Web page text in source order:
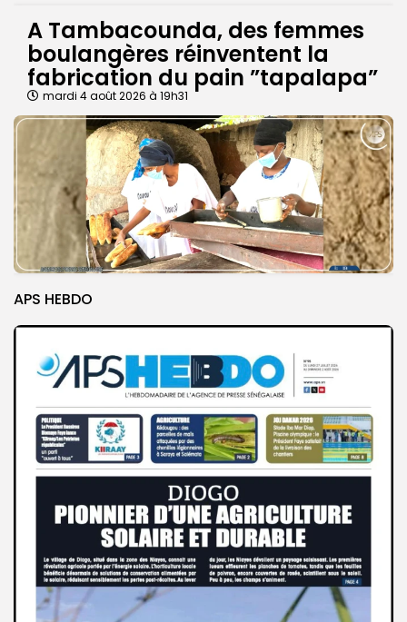
A Tambacounda, des femmes
boulangères réinventent la
fabrication du pain ”tapalapa”
mardi 4 août 2026 à 19h31
APS HEBDO